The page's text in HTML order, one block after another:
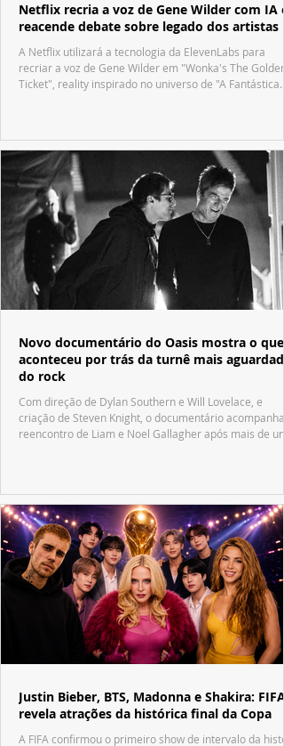
Netflix recria a voz de Gene Wilder com IA e
reacende debate sobre legado dos artistas
A Netflix utilizará a tecnologia da ElevenLabs para
recriar a voz de Gene Wilder em "Wonka's The Golden
Ticket", reality inspirado no universo de "A Fantástica
Novo documentário do Oasis mostra o que
aconteceu por trás da turnê mais aguardada
do rock
Com direção de Dylan Southern e Will Lovelace, e
criação de Steven Knight, o documentário acompanha
reencontro de Liam e Noel Gallagher após mais de
Justin Bieber, BTS, Madonna e Shakira: FIFA
revela atrações da histórica final da Copa
A FIFA confirmou o primeiro show de intervalo da